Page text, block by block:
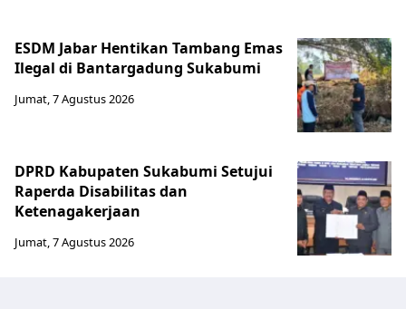
ESDM Jabar Hentikan Tambang Emas
Ilegal di Bantargadung Sukabumi
Jumat, 7 Agustus 2026
DPRD Kabupaten Sukabumi Setujui
Raperda Disabilitas dan
Ketenagakerjaan
Jumat, 7 Agustus 2026